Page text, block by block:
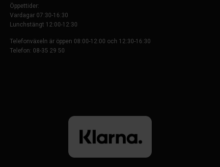
Öppettider:
Vardagar 07:30-16:30
Lunchstängt 12:00-12:30
Telefonväxeln är öppen 08:00-12:00 och 12:30-16:30
Telefon: 08-35 29 50